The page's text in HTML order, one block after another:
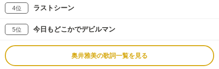
4位 ラストシーン
5位 今日もどこかでデビルマン
奥井雅美の歌詞一覧を見る